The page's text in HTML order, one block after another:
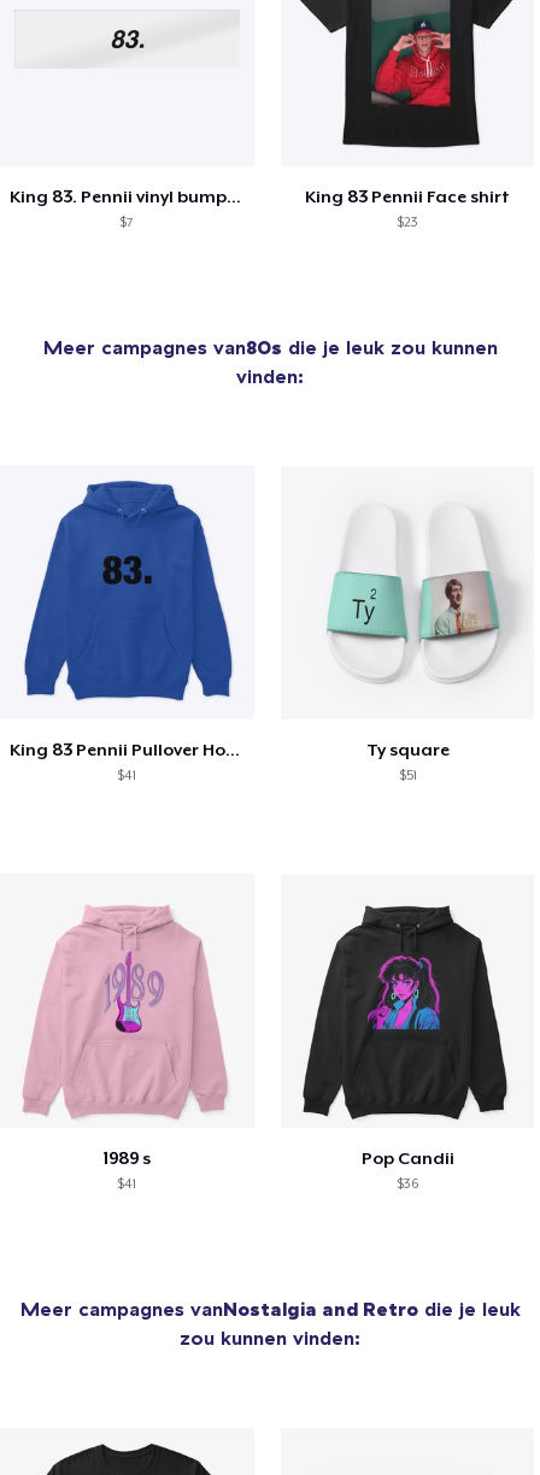
King 83. Pennii vinyl bumper sticker
$7
King 83 Pennii Face shirt
$23
Meer campagnes van80s die je leuk zou kunnen
vinden:
King 83 Pennii Pullover Hoodie
$41
Ty square
$51
1989 s
$41
Pop Candii
$36
Meer campagnes vanNostalgia and Retrodie je leuk
zou kunnen vinden: